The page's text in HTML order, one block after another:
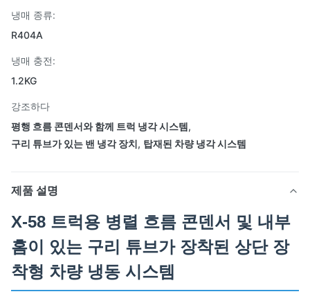
냉매 종류:
R404A
냉매 충전:
1.2KG
강조하다
평행 흐름 콘덴서와 함께 트럭 냉각 시스템,
구리 튜브가 있는 밴 냉각 장치, 탑재된 차량 냉각 시스템
제품 설명
X-58 트럭용 병렬 흐름 콘덴서 및 내부
홈이 있는 구리 튜브가 장착된 상단 장
착형 차량 냉동 시스템